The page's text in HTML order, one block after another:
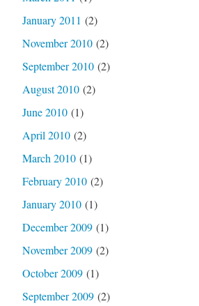
January 2011 (2)
November 2010(2)
September 2010(2)
August 2010(2)
June 2010(1)
April 2010(2)
March 2010(1)
February 2010(2)
January 2010(1)
December 2009(1)
November 2009(2)
October 2009(1)
September 2009(2)